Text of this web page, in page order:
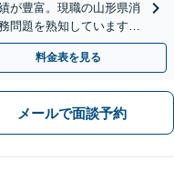
が豊富。現職の山形県消
問題を熟知しています
山形駅徒歩11分】
料金表を見る
メールで面談予約